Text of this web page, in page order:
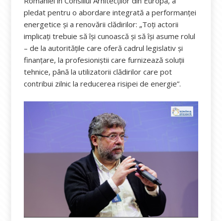
pledat pentru o abordare integrată a performanței
energetice și a renovării clădirilor: „Toți actorii
implicați trebuie să își cunoască și să își asume rolul
– de la autoritățile care oferă cadrul legislativ și
finanțare, la profesioniștii care furnizează soluții
tehnice, până la utilizatorii clădirilor care pot
contribui zilnic la reducerea risipei de energie”.